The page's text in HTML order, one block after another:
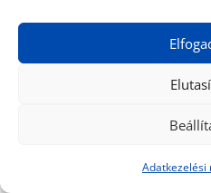
Adatkezelési
Kapcsolódó